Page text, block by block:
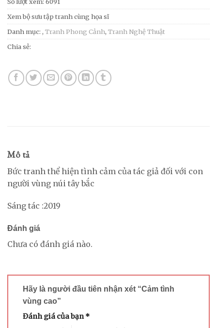
Số lượt xem: 6091
Xem bộ sưu tập tranh cùng họa sĩ
Danh mục: , Tranh Phong Cảnh, Tranh Nghệ Thuật
Chia sẻ:
Mô tả
Bức tranh thể hiện tình cảm của tác giả đối với con
người vùng núi tây bắc
Sáng tác :2019
Đánh giá
Chưa có đánh giá nào.
Hãy là người đầu tiên nhận xét “Cảm tình
vùng cao”
Đánh giá của bạn*